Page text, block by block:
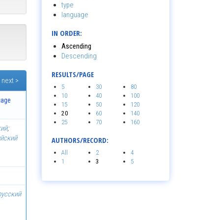
next >
;
type
language
IN ORDER:
Ascending
Descending
RESULTS/PAGE
5
10
15
20
25
30
40
50
60
70
80
100
120
140
160
AUTHORS/RECORD:
All
1
2
3
4
5